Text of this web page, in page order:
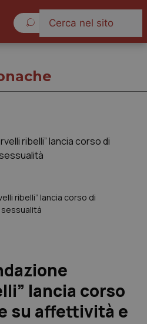
ribelli” lancia corso di
lancia corso
su affettività e